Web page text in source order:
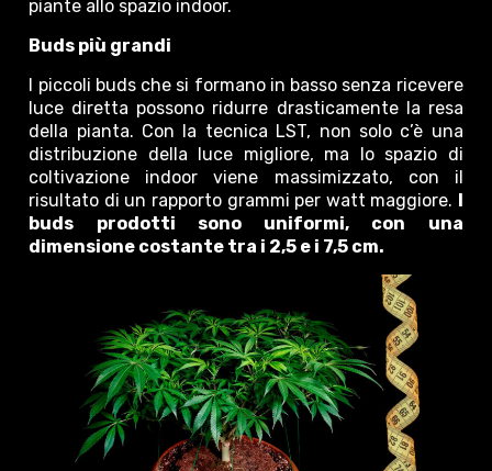
piante allo spazio indoor.
​​Buds più grandi
I piccoli buds che si formano in basso senza ricevere
luce diretta possono ridurre drasticamente la resa
della pianta. Con la tecnica LST, non solo c’è una
distribuzione della luce migliore, ma lo spazio di
coltivazione indoor viene massimizzato, con il
risultato di un rapporto grammi per watt maggiore. I
buds prodotti sono uniformi, con una
dimensione costante tra i 2,5 e i 7,5 cm.